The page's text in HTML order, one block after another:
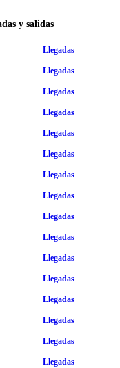
y salidas
Llegadas
Llegadas
Llegadas
Llegadas
Llegadas
Llegadas
Llegadas
Llegadas
Llegadas
Llegadas
Llegadas
Llegadas
Llegadas
Llegadas
Llegadas
Llegadas